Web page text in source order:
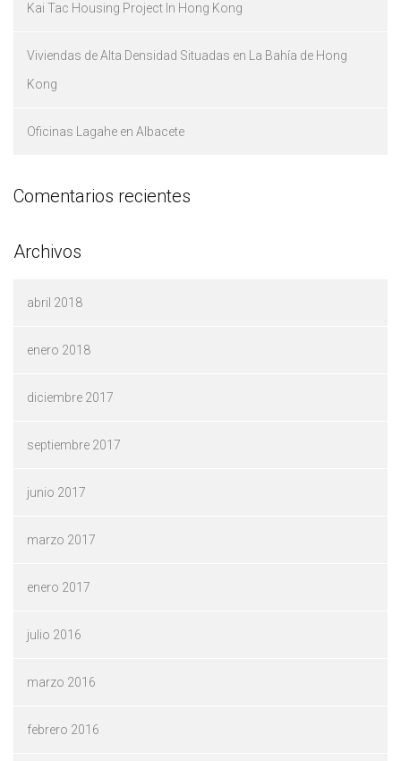
Kai Tac Housing Project In Hong Kong
Viviendas de Alta Densidad Situadas en La Bahía de Hong
Kong
Oficinas Lagahe en Albacete
Comentarios recientes
Archivos
abril 2018
enero 2018
diciembre 2017
septiembre 2017
junio 2017
marzo 2017
enero 2017
julio 2016
marzo 2016
febrero 2016